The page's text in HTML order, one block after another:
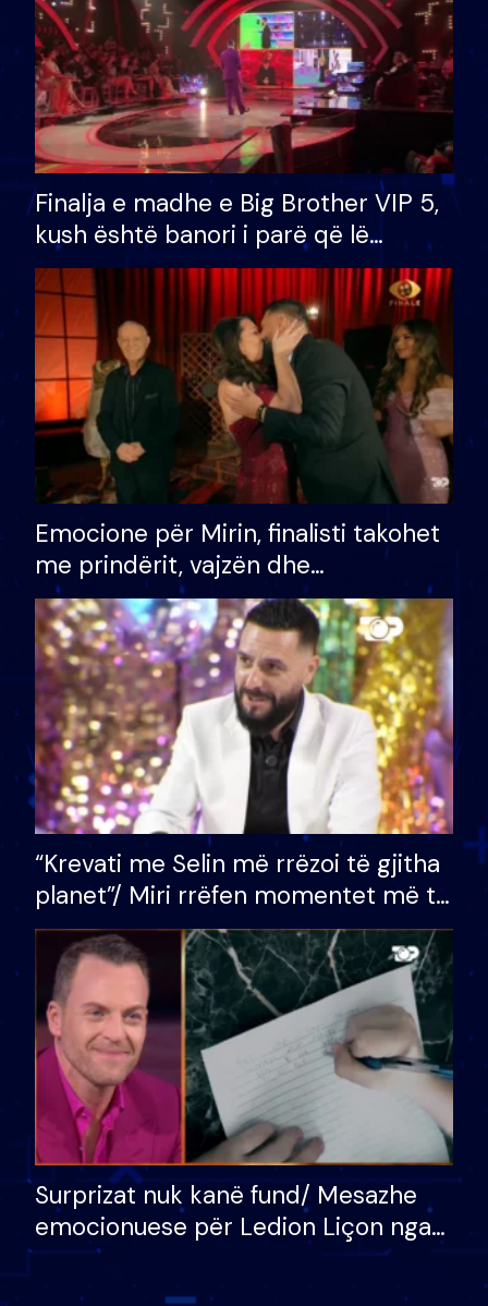
Finalja e madhe e Big Brother VIP 5,
kush është banori i parë që lë
shtëpinë dhe humb mundësinë për
të fituar çmimin e madh
Emocione për Mirin, finalisti takohet
me prindërit, vajzën dhe
bashkëshorten: S’kemi ndonjë letër
divorci apo jo?
“Krevati me Selin më rrëzoi të gjitha
planet”/ Miri rrëfen momentet më të
bukura në shtëpinë e BB VIP: Do më
mungojë zilja e mëngjesit kur…
Surprizat nuk kanë fund/ Mesazhe
emocionuese për Ledion Liçon nga
nëna dhe fëmijët e tij, moderatori
nuk i mban dot lotët: Nuk meritoj…